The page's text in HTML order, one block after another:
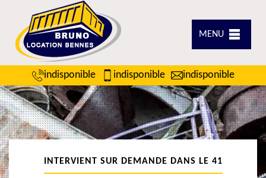
MENU
indisponible indisponible indisponible
INTERVIENT SUR DEMANDE DANS LE 41